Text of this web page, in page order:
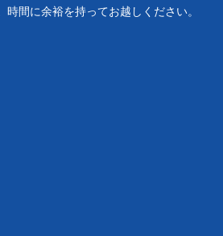
間に余裕を持ってお越しください。